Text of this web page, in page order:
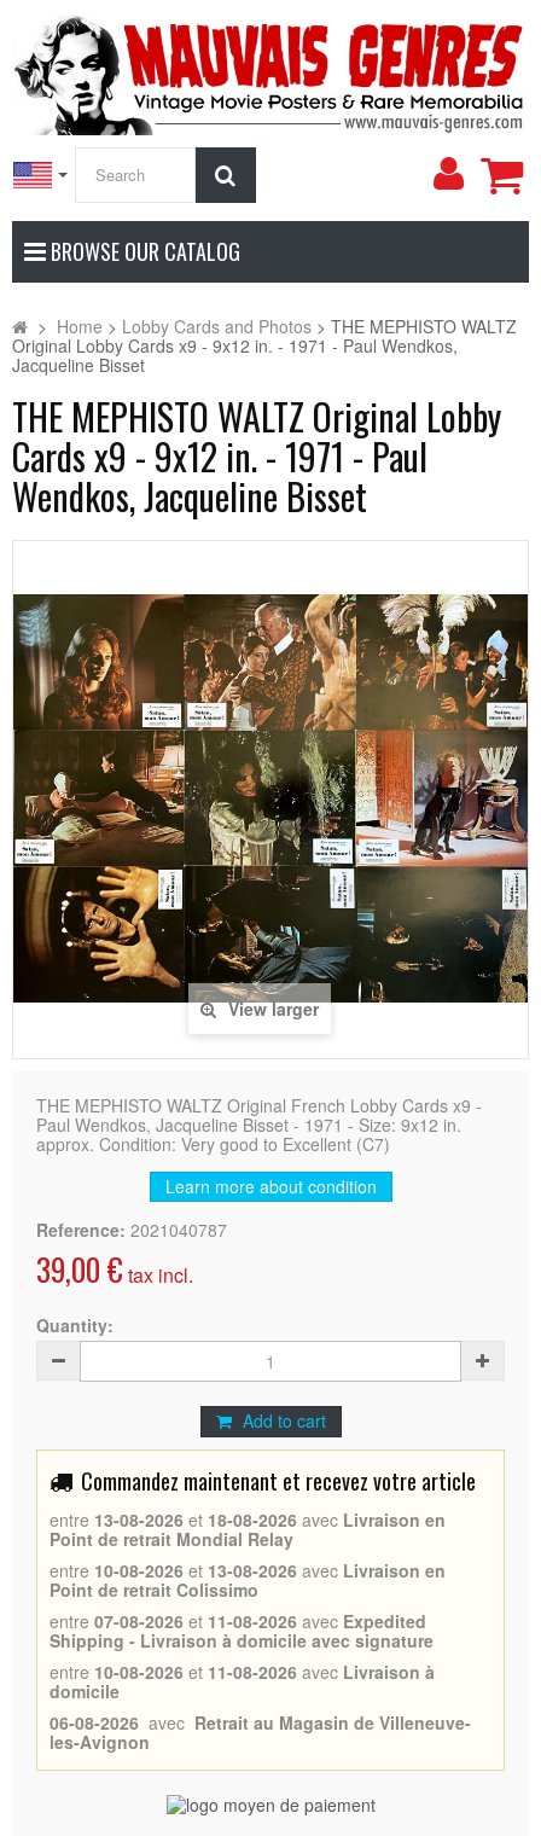
My
BROWSE OUR CATALOG
> Home > Lobby Cards and Photos > THE MEPHISTO WALTZ
Original Lobby Cards x9 - 9x12 in. - 1971 - Paul Wendkos,
Jacqueline Bisset
THE MEPHISTO WALTZ Original Lobby
Cards x9 - 9x12 in. - 1971 - Paul
Wendkos, Jacqueline Bisset
View larger
THE MEPHISTO WALTZ Original French Lobby Cards x9 -
Paul Wendkos, Jacqueline Bisset - 1971 - Size: 9x12 in.
approx. Condition: Very good to Excellent (C7)
Learn more about condition
Reference: 2021040787
39,00 € tax incl.
Quantity:
Add to cart
Commandez maintenant et recevez votre article
entre 13-08-2026 et 18-08-2026 avec Livraison en
Point de retrait Mondial Relay
entre 10-08-2026 et 13-08-2026 avec Livraison en
Point de retrait Colissimo
entre 07-08-2026 et 11-08-2026 avec Expedited
Shipping - Livraison à domicile avec signature
entre 10-08-2026 et 11-08-2026 avec Livraison à
domicile
06-08-2026 avec Retrait au Magasin de Villeneuve-
les-Avignon